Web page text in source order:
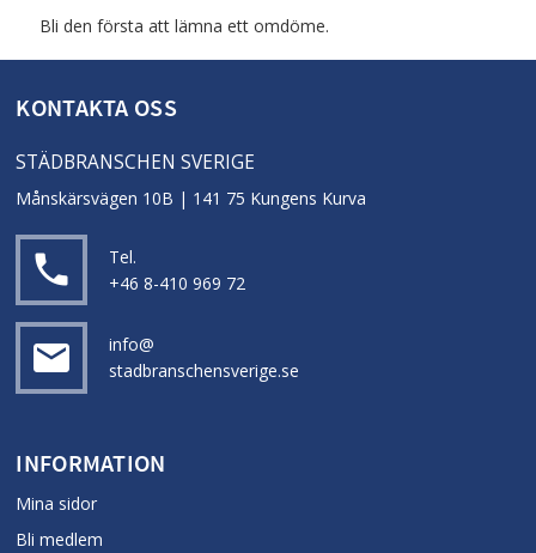
Bli den första att lämna ett omdöme.
KONTAKTA OSS
STÄDBRANSCHEN SVERIGE
Månskärsvägen 10B | 141 75 Kungens Kurva
local_phone
Tel.
+46 8-410 969 72
email
info@
stadbranschensverige.se
INFORMATION
Mina sidor
Bli medlem